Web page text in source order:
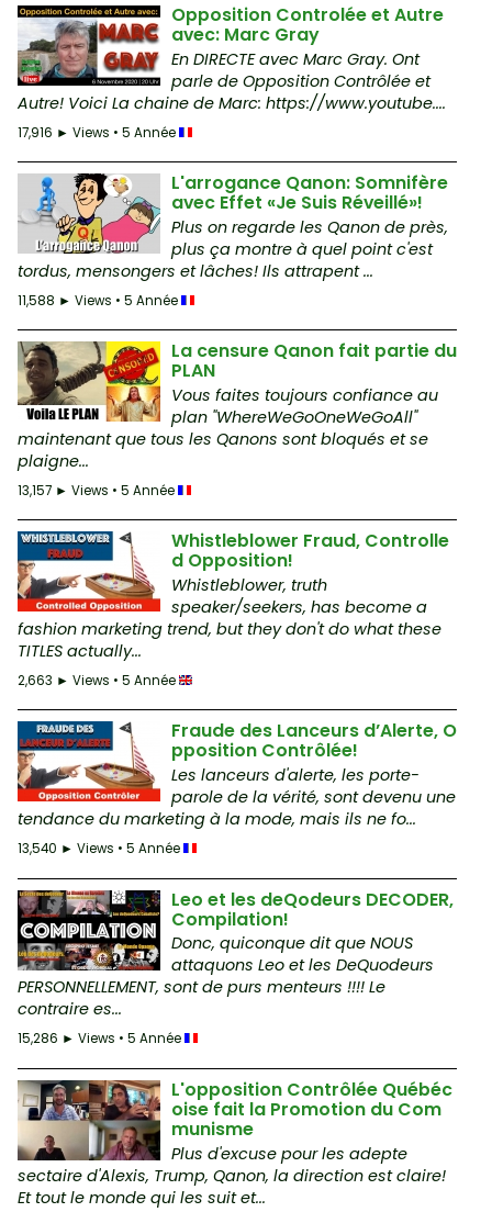
Opposition Controlée et Autre
avec: Marc Gray
En DIRECTE avec Marc Gray. Ont
parle de Opposition Contrôlée et
Autre! Voici La chaine de Marc: https://www.youtube....
17,916 ► Views • 5 Année
L'arrogance Qanon: Somnifère
avec Effet «Je Suis Réveillé»!
Plus on regarde les Qanon de près,
plus ça montre à quel point c'est
tordus, mensongers et lâches! Ils attrapent ...
11,588 ► Views • 5 Année
La censure Qanon fait partie du
PLAN
Vous faites toujours confiance au
plan "WhereWeGoOneWeGoAll"
maintenant que tous les Qanons sont bloqués et se
plaigne...
13,157 ► Views • 5 Année
Whistleblower Fraud, Controlle
d Opposition!
Whistleblower, truth
speaker/seekers, has become a
fashion marketing trend, but they don't do what these
TITLES actually...
2,663 ► Views • 5 Année
Fraude des Lanceurs d’Alerte, O
pposition Contrôlée!
Les lanceurs d'alerte, les porte-
parole de la vérité, sont devenu une
tendance du marketing à la mode, mais ils ne fo...
13,540 ► Views • 5 Année
Leo et les deQodeurs DECODER,
Compilation!
Donc, quiconque dit que NOUS
attaquons Leo et les DeQuodeurs
PERSONNELLEMENT, sont de purs menteurs !!!! Le
contraire es...
15,286 ► Views • 5 Année
L'opposition Contrôlée Québéc
oise fait la Promotion du Com
munisme
Plus d'excuse pour les adepte
sectaire d'Alexis, Trump, Qanon, la direction est claire!
Et tout le monde qui les suit et...